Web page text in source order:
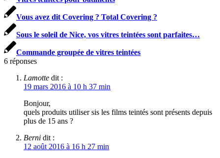
Vous avez dit Covering ? Total Covering ?
Sous le soleil de Nice, vos vitres teintées sont parfaites…
Commande groupée de vitres teintées
6 réponses
Lamotte dit :
19 mars 2016 à 10 h 37 min
Bonjour,
quels produits utiliser sis les films teintés sont présents depuis
plus de 15 ans ?
Berni dit :
12 août 2016 à 16 h 27 min